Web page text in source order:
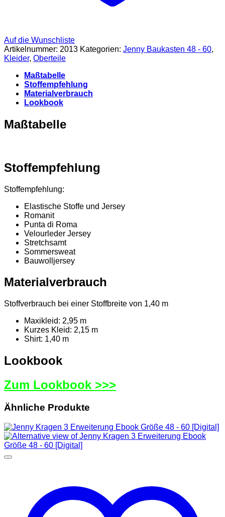
Auf die Wunschliste
Artikelnummer: 2013 Kategorien: Jenny Baukasten 48 - 60,
Kleider, Oberteile
Maßtabelle
Stoffempfehlung
Materialverbrauch
Lookbook
Maßtabelle
Stoffempfehlung
Stoffempfehlung:
Elastische Stoffe und Jersey
Romanit
Punta di Roma
Velourleder Jersey
Stretchsamt
Sommersweat
Bauwolljersey
Materialverbrauch
Stoffverbrauch bei einer Stoffbreite von 1,40 m
Maxikleid: 2,95 m
Kurzes Kleid: 2,15 m
Shirt: 1,40 m
Lookbook
Zum Lookbook >>>
Ähnliche Produkte